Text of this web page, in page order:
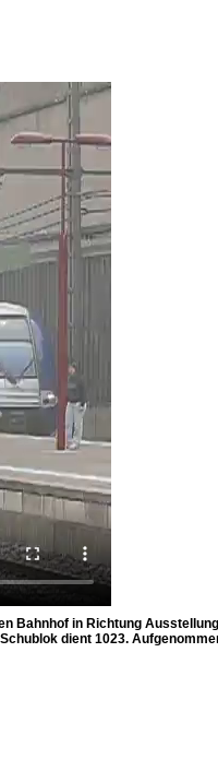
in Richtung
dient 1023.